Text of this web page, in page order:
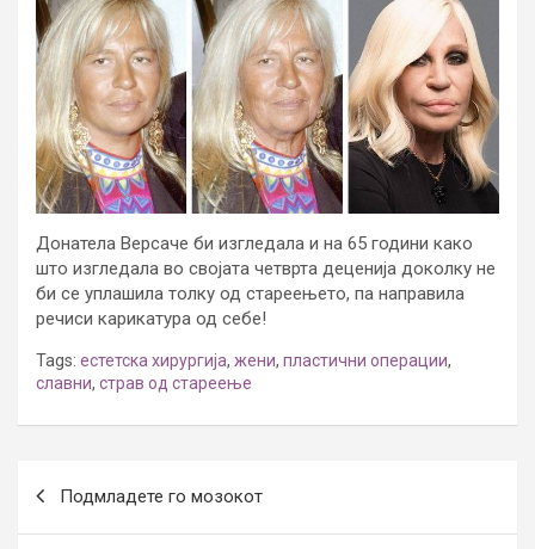
Донатела Версаче би изгледала и на 65 години како
што изгледала во својата четврта деценија доколку не
би се уплашила толку од стареењето, па направила
речиси карикатура од себе!
Tags: естетска хирургија, жени, пластични операции,
славни, страв од стареење
navigation
Подмладете го мозокот